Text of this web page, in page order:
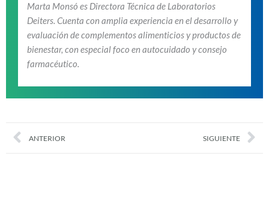
Marta Monsó es Directora Técnica de Laboratorios
Deiters. Cuenta con amplia experiencia en el desarrollo y
evaluación de complementos alimenticios y productos de
bienestar, con especial foco en autocuidado y consejo
farmacéutico.
PrevANTERIOR SIGUIENTE